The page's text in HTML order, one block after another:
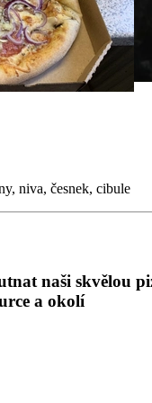
naši skvělou
a okolí
niva, česnek, cibule